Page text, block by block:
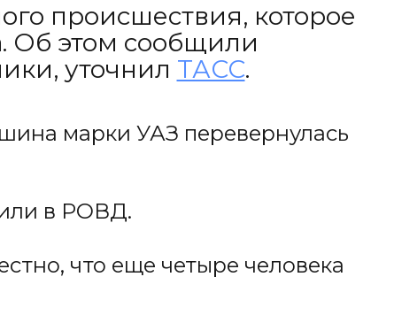
происшествия, которое
Об этом сообщили
уточнил ТАСС.
марки УАЗ перевернулась
в РОВД.
что еще четыре человека